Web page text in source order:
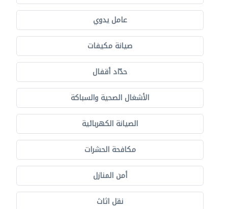
عامل يدوي
صيانة مكيفات
حدّاد أقفال
الأشغال الصحية والسباكة
الصيانة الكهربائية
مكافحة الحشرات
أمن المنازل
نقل اثاث